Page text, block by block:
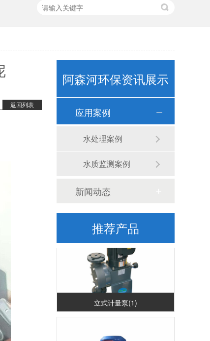
返回列表
阿森河环保资讯展示
应用案例
水处理案例
水质监测案例
新闻动态
推荐产品
立式计量泵(1)